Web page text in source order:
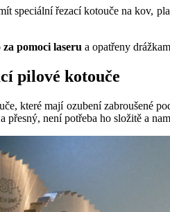
speciální řezací kotouče na kov,
za pomoci laseru a opatřeny
pilové kotouče
které mají ozubení zabroušené
přesný, není potřeba ho složitě a